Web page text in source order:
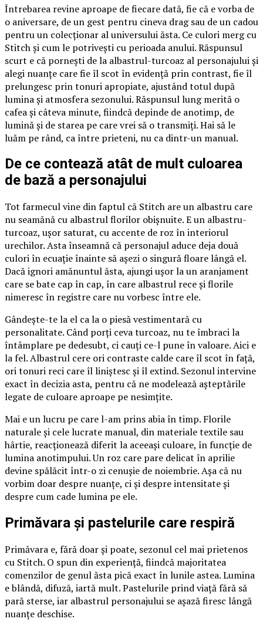
Întrebarea revine aproape de fiecare dată, fie că e vorba de
o aniversare, de un gest pentru cineva drag sau de un cadou
pentru un colecționar al universului ăsta. Ce culori merg cu
Stitch și cum le potrivești cu perioada anului. Răspunsul
scurt e că pornești de la albastrul-turcoaz al personajului și
alegi nuanțe care fie îl scot în evidență prin contrast, fie îl
prelungesc prin tonuri apropiate, ajustând totul după
lumina și atmosfera sezonului. Răspunsul lung merită o
cafea și câteva minute, fiindcă depinde de anotimp, de
lumină și de starea pe care vrei să o transmiți. Hai să le
luăm pe rând, ca între prieteni, nu ca dintr-un manual.
De ce contează atât de mult culoarea
de bază a personajului
Tot farmecul vine din faptul că Stitch are un albastru care
nu seamănă cu albastrul florilor obișnuite. E un albastru-
turcoaz, ușor saturat, cu accente de roz în interiorul
urechilor. Asta înseamnă că personajul aduce deja două
culori în ecuație înainte să așezi o singură floare lângă el.
Dacă ignori amănuntul ăsta, ajungi ușor la un aranjament
care se bate cap în cap, în care albastrul rece și florile
nimeresc în registre care nu vorbesc între ele.
Gândește-te la el ca la o piesă vestimentară cu
personalitate. Când porți ceva turcoaz, nu te îmbraci la
întâmplare pe dedesubt, ci cauți ce-l pune în valoare. Aici e
la fel. Albastrul cere ori contraste calde care îl scot în față,
ori tonuri reci care îl liniștesc și îl extind. Sezonul intervine
exact în decizia asta, pentru că ne modelează așteptările
legate de culoare aproape pe nesimțite.
Mai e un lucru pe care l-am prins abia în timp. Florile
naturale și cele lucrate manual, din materiale textile sau
hârtie, reacționează diferit la aceeași culoare, în funcție de
lumina anotimpului. Un roz care pare delicat în aprilie
devine spălăcit într-o zi cenușie de noiembrie. Așa că nu
vorbim doar despre nuanțe, ci și despre intensitate și
despre cum cade lumina pe ele.
Primăvara și pastelurile care respiră
Primăvara e, fără doar și poate, sezonul cel mai prietenos
cu Stitch. O spun din experiență, fiindcă majoritatea
comenzilor de genul ăsta pică exact în lunile astea. Lumina
e blândă, difuză, iartă mult. Pastelurile prind viață fără să
pară sterse, iar albastrul personajului se așază firesc lângă
nuanțe deschise.